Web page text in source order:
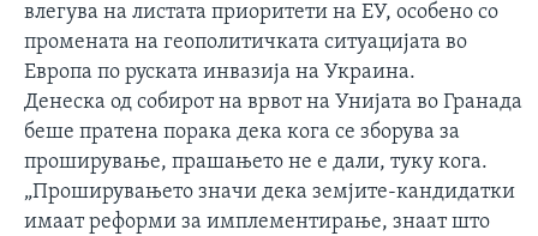
влегува на листата приоритети на ЕУ, особено со
промената на геополитичката ситуацијата во
Европа по руската инвазија на Украина.
Денеска од собирот на врвот на Унијата во Гранада
беше пратена порака дека кога се зборува за
проширување, прашањето не е дали, туку кога.
„Проширувањето значи дека земјите-кандидатки
имаат реформи за имплементирање, знаат што